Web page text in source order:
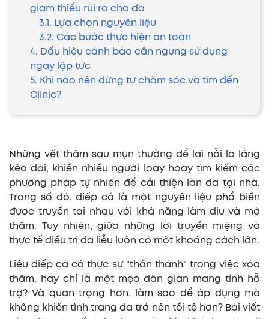
giảm thiểu rủi ro cho da
3.1. Lựa chọn nguyên liệu
3.2. Các bước thực hiện an toàn
4. Dấu hiệu cảnh báo cần ngưng sử dụng
ngay lập tức
5. Khi nào nên dừng tự chăm sóc và tìm đến
Clinic?
Những vết thâm sau mụn thường để lại nỗi lo lắng
kéo dài, khiến nhiều người loay hoay tìm kiếm các
phương pháp tự nhiên để cải thiện làn da tại nhà.
Trong số đó, diếp cá là một nguyên liệu phổ biến
được truyền tai nhau với khả năng làm dịu và mờ
thâm. Tuy nhiên, giữa những lời truyền miệng và
thực tế điều trị da liễu luôn có một khoảng cách lớn.
Liệu diếp cá có thực sự "thần thánh" trong việc xóa
thâm, hay chỉ là một mẹo dân gian mang tính hỗ
trợ? Và quan trọng hơn, làm sao để áp dụng mà
không khiến tình trạng da trở nên tồi tệ hơn? Bài viết